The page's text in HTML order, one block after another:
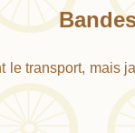
le transport, mais